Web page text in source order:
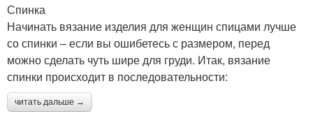
Спинка
Начинать вязание изделия для женщин спицами лучше
со спинки – если вы ошибетесь с размером, перед
можно сделать чуть шире для груди. Итак, вязание
спинки происходит в последовательности:
читать дальше →